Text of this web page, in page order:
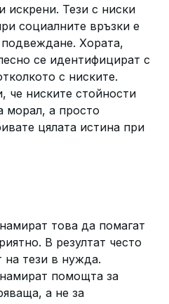
искрени. Тези с ниски
социалните връзки е
Хората,
се идентифицират с
с ниските.
че ниските стойности
морал, а просто
цялата истина при
това да помагат
В резултат често
на тези в нужда.
помощта за
а не за